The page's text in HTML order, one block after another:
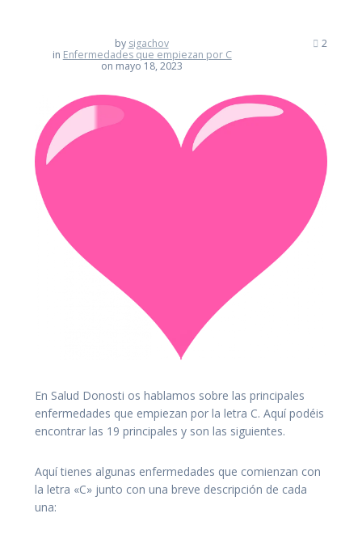
by sigachov
in Enfermedades que empiezan por C
on mayo 18, 2023
2
En Salud Donosti os hablamos sobre las principales
enfermedades que empiezan por la letra C. Aquí podéis
encontrar las 19 principales y son las siguientes.
Aquí tienes algunas enfermedades que comienzan con
la letra «C» junto con una breve descripción de cada
una: